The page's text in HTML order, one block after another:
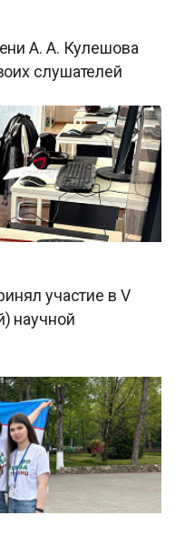
А. А. Кулешова
слушателей
участие в V
научной